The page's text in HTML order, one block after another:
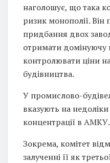
наголошує, що така
ризик монополії. Він
придбання двох
отримати домінуючу
контролювати ціни
будівництва.
У промислово-
вказують на
концентрації в АМКУ.
Зокрема, комітет
залученні її як